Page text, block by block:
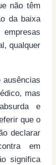
não têm
da baixa
qualquer
ausências
mas
e
que o
declarar
em
significa